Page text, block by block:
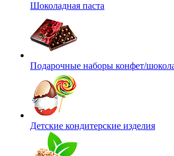
Шоколадная паста
Подарочные наборы конфет/
Детские кондитерские изделия